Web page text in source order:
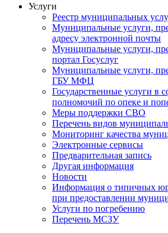
Услуги
Реестр муниципальных
Муниципальные услуги,
адресу электронной почты
Муниципальные услуги,
портал Госуслуг
Муниципальные услуги,
ГБУ МФЦ
Государственные услуги в
полномочий по опеке и
Меры поддержки СВО
Перечень видов
Мониторинг качества
Электронные сервисы
Предварительная запись
Другая информация
Новости
Информация о типичных
при предоставлении
Услуги по погребению
Перечень МСЗУ